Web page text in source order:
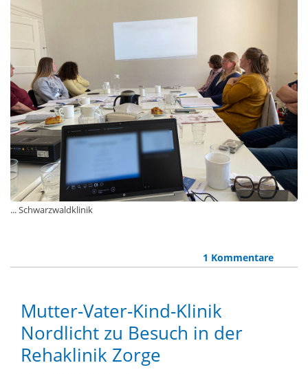
... Schwarzwaldklinik
1 Kommentare
Mutter-Vater-Kind-Klinik
Nordlicht zu Besuch in der
Rehaklinik Zorge